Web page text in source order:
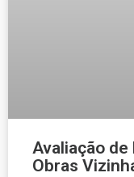
Avaliação de
Obras